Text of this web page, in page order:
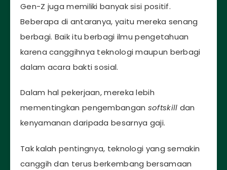
Gen-Z juga memiliki banyak sisi positif.
Beberapa di antaranya, yaitu mereka senang
berbagi. Baik itu berbagi ilmu pengetahuan
karena canggihnya teknologi maupun berbagi
dalam acara bakti sosial.
Dalam hal pekerjaan, mereka lebih
mementingkan pengembangan softskill dan
kenyamanan daripada besarnya gaji.
Tak kalah pentingnya, teknologi yang semakin
canggih dan terus berkembang bersamaan